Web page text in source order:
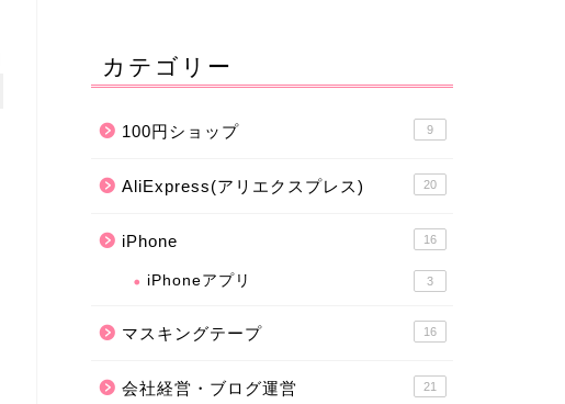
カテゴリー
100円ショップ 9
AliExpress(アリエクスプレス) 20
iPhone 16
iPhoneアプリ 3
マスキングテープ 16
会社経営・ブログ運営 21